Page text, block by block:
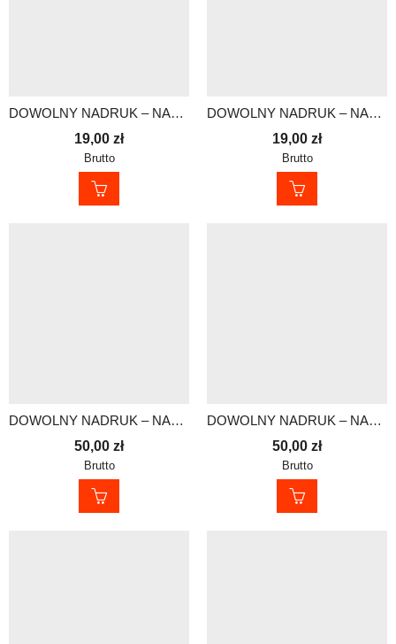
DOWOLNY NADRUK – NASZYWKA Z RZEPEM 13×5 cm
19,00 zł
Brutto
DOWOLNY NADRUK – NASZYWKA Z RZEPEM 13×5 cm
19,00 zł
Brutto
DOWOLNY NADRUK – NASZYWKA Z RZEPEM 30×10 cm
50,00 zł
Brutto
DOWOLNY NADRUK – NASZYWKA Z RZEPEM 30×10 cm
50,00 zł
Brutto